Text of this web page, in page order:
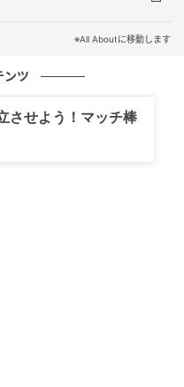
けで、事務所に応募。
作では、原作のイメー
る令和のはじめちゃん
きのドSな演技も見どこ
※All Aboutに移動します
ンツ
させよう！マッチ棒